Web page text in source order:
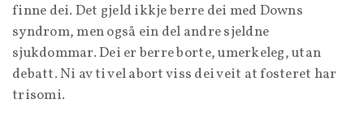
finne dei. Det gjeld ikkje berre dei med Downs
syndrom, men også ein del andre sjeldne
sjukdommar. Dei er berre borte, umerkeleg, utan
debatt. Ni av ti vel abort viss dei veit at fosteret har
trisomi.